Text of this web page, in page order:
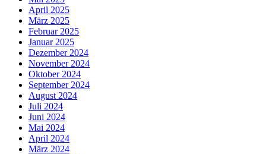
April 2025
März 2025
Februar 2025
Januar 2025
Dezember 2024
November 2024
Oktober 2024
September 2024
August 2024
Juli 2024
Juni 2024
Mai 2024
April 2024
März 2024